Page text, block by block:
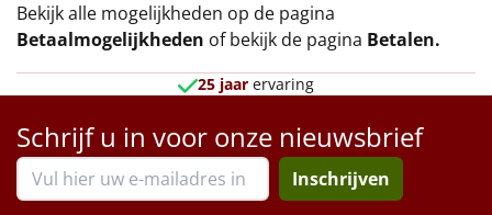
Bekijk alle mogelijkheden op de pagina
Betaalmogelijkheden of bekijk de pagina Betalen.
25 jaar ervaring
Schrijf u in voor onze nieuwsbrief
Inschrijven